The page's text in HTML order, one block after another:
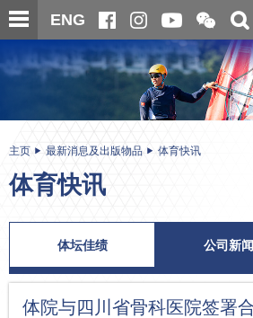
跳
至
内
ENG
开
合
微
信
二
维
码
内
主页 最新消息及出版物品 体育快讯
体育快讯
体坛佳绩 公司新闻
体院与四川省骨科医院签署